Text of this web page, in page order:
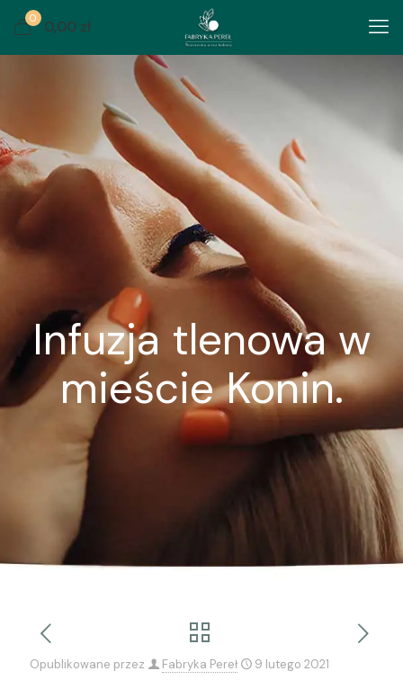
0 0,00 zł
Infuzja tlenowa w
mieście Konin.
Opublikowane przez Fabryka Pereł 9 lutego 2021